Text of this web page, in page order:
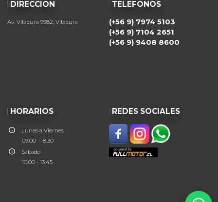
DIRECCIÓN
Av. Vitacura 9982, Vitacura
TELÉFONOS
(+56 9) 7974 5103
(+56 9) 7104 2651
(+56 9) 9408 8600
HORARIOS
Lunes a Viernes
09:00 - 18:30
Sábado
10:00 - 13:45
REDES SOCIALES